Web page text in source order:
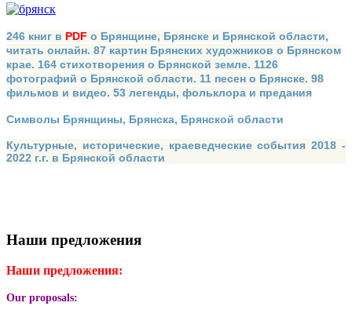
246 книг в PDF о Брянщине, Брянске и Брянской области,
читать онлайн. 87 картин Брянских художников о Брянском
крае. 164 стихотворения о Брянской земле. 1126
фотографий о Брянской области. 11 песен о Брянске. 98
фильмов и видео. 53 легенды, фольклора и предания
Символы Брянщины, Брянска, Брянской области
Культурные, исторические, краеведческие события 2018 -
2022 г.г. в Брянской области
Наши предложения
Наши предложения:
Our proposals: